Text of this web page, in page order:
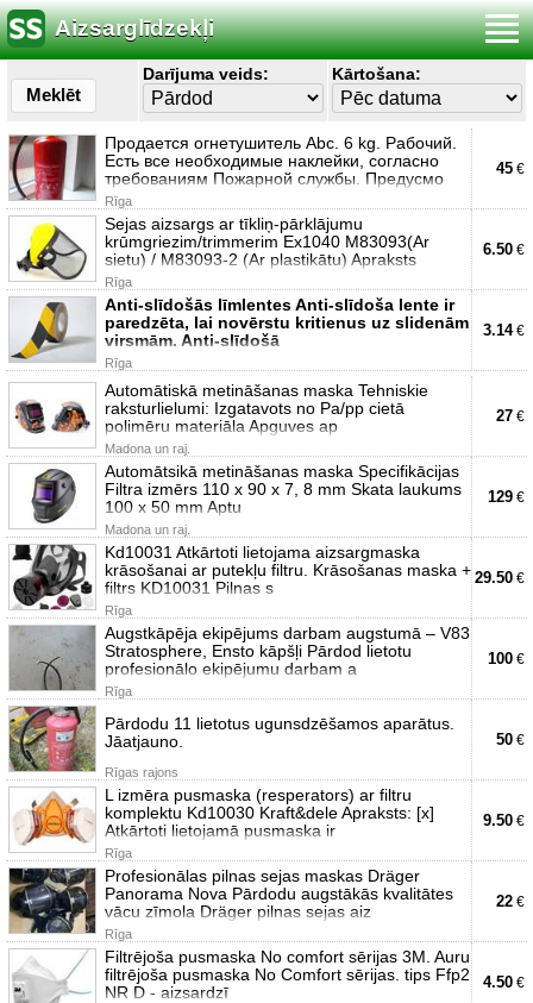
Aizsarglīdzekļi
Meklēt
Darījuma veids: Kārtošana:
Продается огнетушитель Abc. 6 kg. Рабочий.
Есть все необходимые наклейки, согласно
требованиям Пожарной службы. Предусмо
Rīga
45 €
Sejas aizsargs ar tīkliņ-pārklājumu
krūmgriezim/trimmerim Ex1040 M83093(Ar
sietu) / M83093-2 (Ar plastikātu) Apraksts
Rīga
6.50 €
Anti-slīdošās līmlentes Anti-slīdoša lente ir
paredzēta, lai novērstu kritienus uz slidenām
virsmām. Anti-slīdošā
Rīga
3.14€
Automātiskā metināšanas maska Tehniskie
raksturlielumi: Izgatavots no Pa/pp cietā
polimēru materiāla Apguves ap
Madona un raj.
27 €
Automātsikā metināšanas maska Specifikācijas
Filtra izmērs 110 x 90 x 7, 8 mm Skata laukums
100 x 50 mm Aptu
Madona un raj.
129 €
Kd10031 Atkārtoti lietojama aizsargmaska
krāsošanai ar putekļu filtru. Krāsošanas maska +
filtrs KD10031 Pilnas s
Rīga
29.50 €
Augstkāpēja ekipējums darbam augstumā – V83
Stratosphere, Ensto kāpšļi Pārdod lietotu
profesionālo ekipējumu darbam a
Rīga
100 €
Pārdodu 11 lietotus ugunsdzēšamos aparātus.
Jāatjauno.
Rīgas rajons
50 €
L izmēra pusmaska (resperators) ar filtru
komplektu Kd10030 Kraft&dele Apraksts: [x]
Atkārtoti lietojamā pusmaska ir
Rīga
9.50 €
Profesionālas pilnas sejas maskas Dräger
Panorama Nova Pārdodu augstākās kvalitātes
vācu zīmola Dräger pilnas sejas aiz
Rīga
22 €
Filtrējoša pusmaska No comfort sērijas 3M. Auru
filtrējoša pusmaska No Comfort sērijas. tips Ffp2
NR D - aizsardzī
4.50 €